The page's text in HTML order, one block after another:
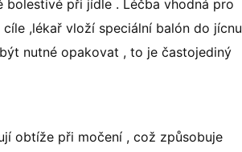
při jídle . Léčba vhodná pro
,lékař vloží speciální balón do jícnu
nutné opakovat , to je častojediný
obtíže při močení , což způsobuje